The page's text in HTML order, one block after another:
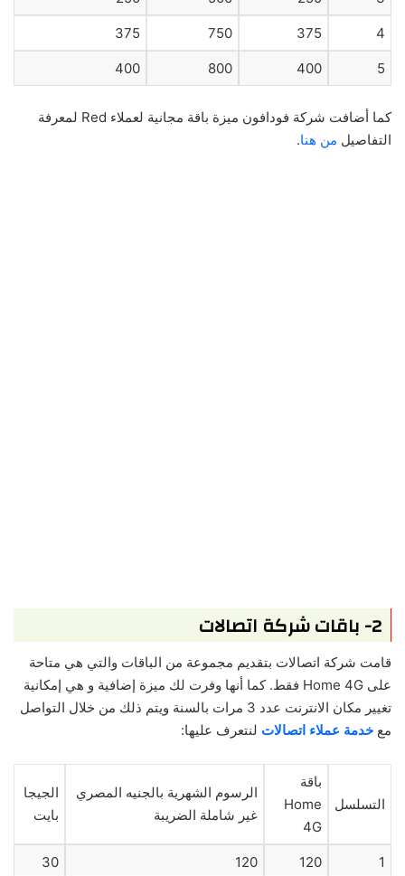
4
375
750
375
5
400
800
400
كما أضافت شركة فودافون ميزة باقة مجانية لعملاء Red لمعرفة
التفاصيل من هنا.
2- باقات شركة اتصالات
قامت شركة اتصالات بتقديم مجموعة من الباقات والتي هي متاحة
على Home 4G فقط. كما أنها وفرت لك ميزة إضافية و هي إمكانية
تغيير مكان الانترنت عدد 3 مرات بالسنة ويتم ذلك من خلال التواصل
مع خدمة عملاء اتصالات لنتعرف عليها:
التسلسل
باقة
Home
4G
الرسوم الشهرية بالجنيه المصري
غير شاملة الضريبة
الجيجا
بايت
1
120
120
30